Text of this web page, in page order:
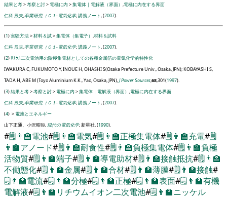
結果と考>考察と討> 電極に内>集電体｜電解液（界面） ,電極に内在する界面
仁科 辰夫,卒業研究（Ｃ１-電気化学,講義ノート, (2007).
(1)実験方法>材料＆試>集電体（集電子） ,材料＆試料
仁科 辰夫,卒業研究（Ｃ１-電気化学,講義ノート, (2007).
(2) ﾘﾁｳﾑ二次電池用の陰極集電材としての各種金属箔の電気化学的特性化
IWAKURA C, FUKUMOTO Y, INOUE H, OHASHI S(Osaka Prefecture Univ., Osaka, JPN); KOBAYASHI S,
TADA H, ABE M (Toyo Aluminium K.K., Yao, Osaka, JPN),J Power Sources,68,301(1997).
(3)結果と考>考察と討> 電極に内>集電体｜電解液（界面） ,電極に内在する界面
仁科 辰夫,卒業研究（Ｃ１-電気化学,講義ノート, (2007).
(4) > 電池とエネルギー
山下正通、小沢昭弥,現代の電気化学, 新星社, (1990).
#🗒️👨‍🏫電池#🗒️👨‍🏫電気#🗒️👨‍🏫正極集電体#🗒️👨‍🏫充電#🗒️
👨‍🏫アノード#🗒️👨‍🏫耐食性#🗒️👨‍🏫負極集電体#🗒️👨‍🏫負極
活物質#🗒️👨‍🏫端子#🗒️👨‍🏫導電助材#🗒️👨‍🏫接触抵抗#🗒️👨‍🏫
不働態化#🗒️👨‍🏫金属#🗒️👨‍🏫合材#🗒️👨‍🏫薄膜#🗒️👨‍🏫接触#
🗒️👨‍🏫電流#🗒️👨‍🏫分極#🗒️👨‍🏫正極#🗒️👨‍🏫表面#🗒️👨‍🏫有機
電解液#🗒️👨‍🏫 リチウムイオン二次電池#🗒️👨‍🏫ニッケル